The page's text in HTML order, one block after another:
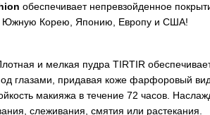
обеспечивает непревзойденное
Южную Корею, Японию, Европу и США!
и мелкая пудра TIRTIR
глазами, придавая коже фарфоровый
макияжа в течение 72 часов.
слеживания, смятия или растекания.